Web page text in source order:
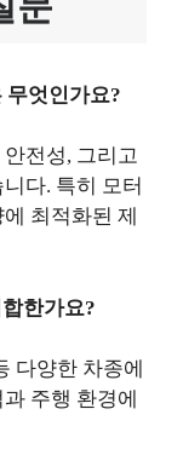
무엇인가요?
전성, 그리고
다. 특히 모터
최적화된 제
한가요?
다양한 차종에
주행 환경에